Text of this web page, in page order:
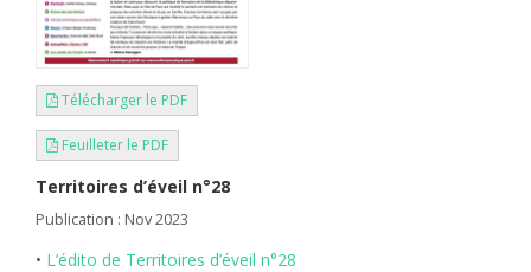
Télécharger le PDF
Feuilleter le PDF
Territoires d’éveil n°28
Publication : Nov 2023
• L’édito de Territoires d’éveil n°28